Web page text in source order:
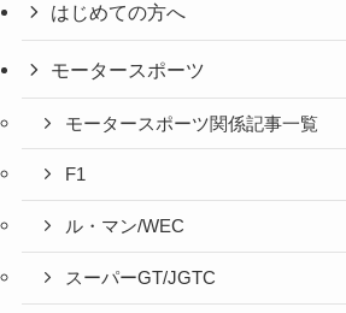
はじめての方へ
モータースポーツ
モータースポーツ関係記事一覧
F1
ル・マン/WEC
スーパーGT/JGTC